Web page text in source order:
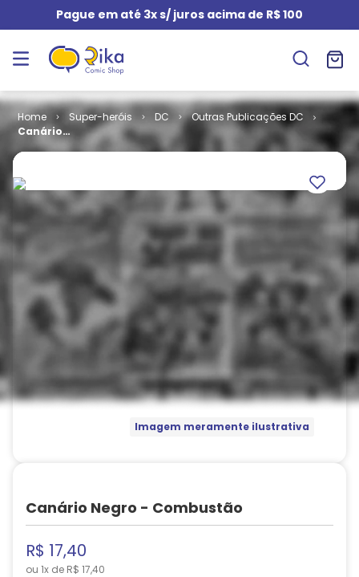
Pague em até 3x s/ juros acima de R$ 100
Super-heróis DC
Outras Publicações DC
Canário
Negro -
Imagem meramente ilustrativa
Canário Negro - Combustão
R$ 17,40
ou 1x de R$ 17,40